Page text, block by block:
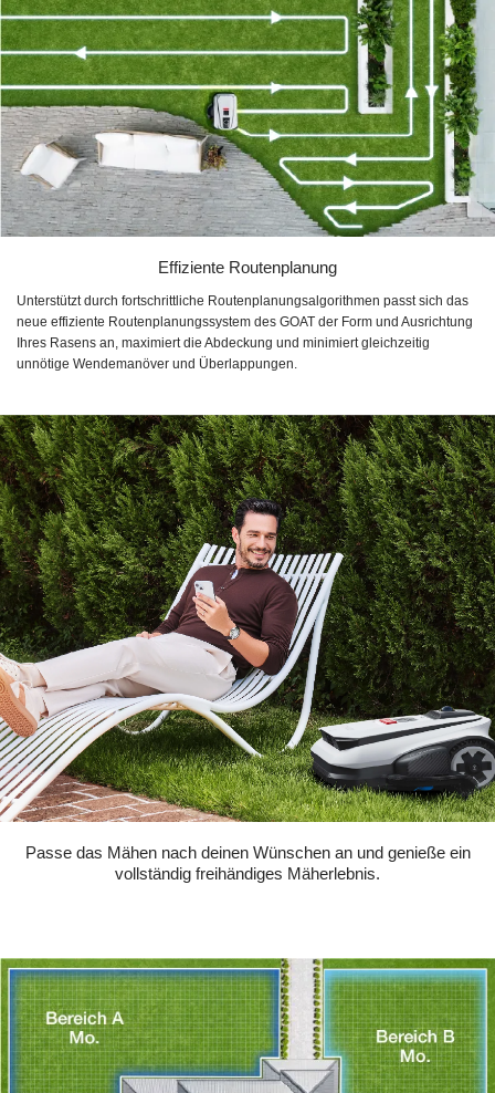
Effiziente Routenplanung
Unterstützt durch fortschrittliche Routenplanungsalgorithmen passt sich das
neue effiziente Routenplanungssystem des GOAT der Form und Ausrichtung
Ihres Rasens an, maximiert die Abdeckung und minimiert gleichzeitig
unnötige Wendemanöver und Überlappungen.
Passe das Mähen nach deinen Wünschen an und genieße ein
vollständig freihändiges Mäherlebnis.